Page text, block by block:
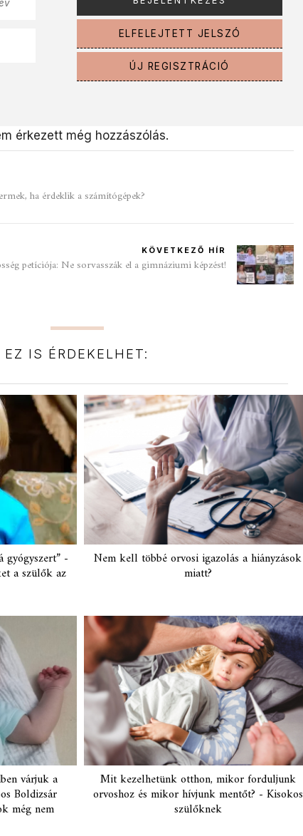
ELFELEJTETT JELSZÓ
ÚJ REGISZTRÁCIÓ
érkezett még hozzászólás.
ha érdeklik a számítógépek?
KÖVETKEZŐ HÍR
petíciója: Ne sorvasszák el a gimnáziumi képzést!
EZ IS ÉRDEKELHET:
gyógyszert” -
a szülők az
Nem kell többé orvosi igazolás a hiányzások
miatt?
várjuk a
Boldizsár
még nem
Mit kezelhetünk otthon, mikor forduljunk
orvoshoz és mikor hívjunk mentőt? - Kisokos
szülőknek